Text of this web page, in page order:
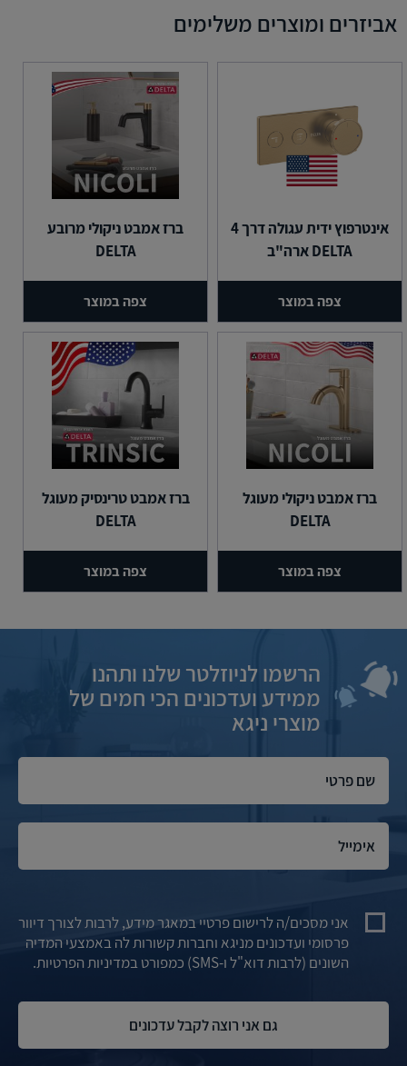
אביזרים ומוצרים משלימים
אינטרפוץ ידית עגולה דרך 4
DELTA ארה"ב
צפה במוצר
ברז אמבט ניקולי מרובע
DELTA
צפה במוצר
ברז אמבט ניקולי מעוגל
DELTA
צפה במוצר
ברז אמבט טרינסיק מעוגל
DELTA
צפה במוצר
הרשמו לניוזלטר שלנו ותהנו
ממידע ועדכונים הכי חמים של
מוצרי ניגא
אני מסכים/ה לרישום פרטיי במאגר מידע, לרבות לצורך דיוור
פרסומי ועדכונים מניגא וחברות קשורות לה באמצעי המדיה
השונים (לרבות דוא"ל ו-SMS) כמפורט במדיניות הפרטיות.